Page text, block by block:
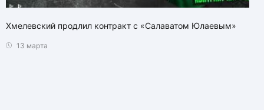
Хмелевский продлил контракт с «Салаватом Юлаевым»
13 марта